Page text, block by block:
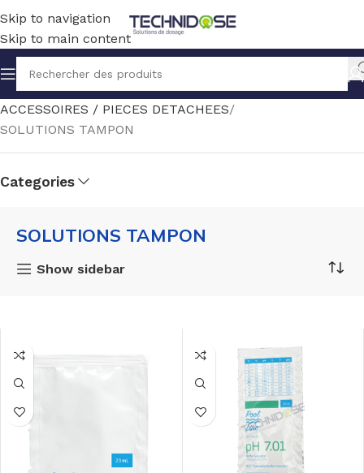
Skip to navigation
Skip to main content
Accueil TRAITEMENT EAU MESURE
ACCESSOIRES / PIECES DETACHEES
SOLUTIONS TAMPON
Categories
SOLUTIONS TAMPON
Show sidebar